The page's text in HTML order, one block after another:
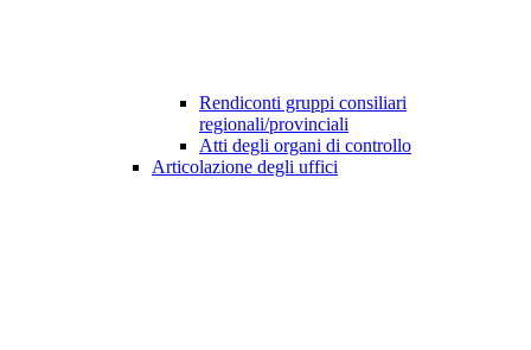
Rendiconti gruppi consiliari
regionali/provinciali
Atti degli organi di controllo
Articolazione degli uffici